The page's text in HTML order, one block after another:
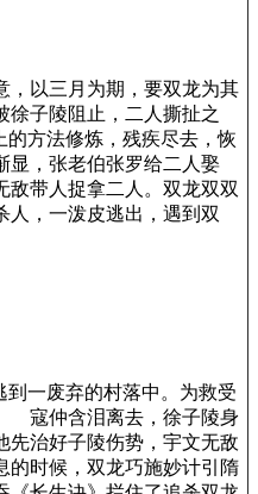
，以三月为期，要双龙为其
徐子陵阻止，二人撕扯之
方法修炼，残疾尽去，恢
显，张老伯张罗给二人娶
敌带人捉拿二人。双龙双双
人，一泼皮逃出，遇到双
一废弃的村落中。为救受
寇仲含泪离去，徐子陵身
先治好子陵伤势，宇文无敌
的时候，双龙巧施妙计引隋